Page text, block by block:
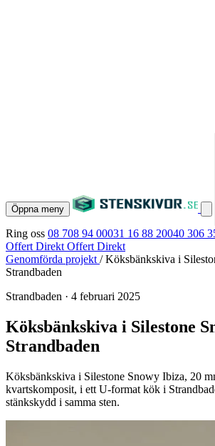
Öppna meny
Ring oss 08 708 94 00031 16 88 20040 306
Offert Direkt Offert Direkt
Genomförda projekt / Köksbänkskiva i
Strandbaden
Strandbaden · 4 februari 2025
Köksbänkskiva i Silestone
Strandbaden
Köksbänkskiva i Silestone Snowy Ibiza, 20
kvartskomposit, i ett U-format kök i
stänkskydd i samma sten.